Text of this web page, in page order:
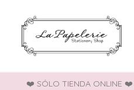
❤️ SÓLO TIENDA ONLINE ❤️